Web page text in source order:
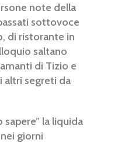
note della
sottovoce
di ristorante in
saltano
di Tizio e
altri segreti da
sapere” la liquida
giorni